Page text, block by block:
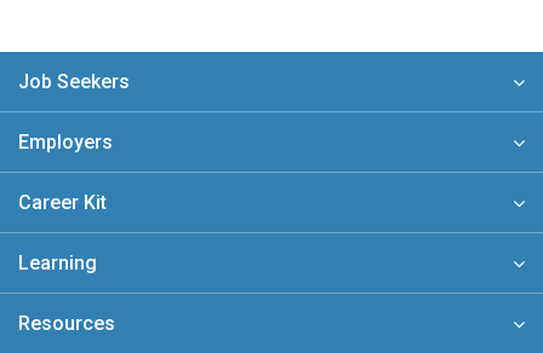
Job Seekers
Employers
Career Kit
Learning
Resources